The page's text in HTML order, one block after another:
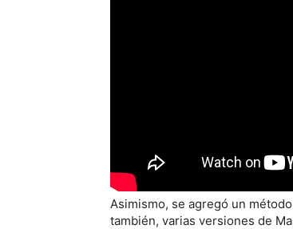
Asimismo, se agregó un
también, varias versiones de